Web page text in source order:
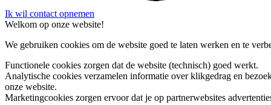
Ik wil contact opnemen
Welkom op onze website!
We gebruiken cookies om de website goed te laten werken en te
Functionele cookies zorgen dat de website (technisch) goed werkt.
Analytische cookies verzamelen informatie over klikgedrag en
onze website.
Marketingcookies zorgen ervoor dat je op partnerwebsites